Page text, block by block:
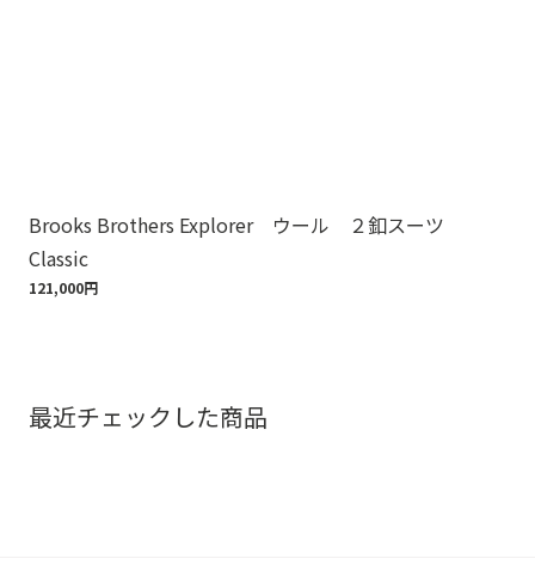
Brooks Brothers Explorer ウール ２釦スーツ
Classic
121,000円
最近チェックした商品